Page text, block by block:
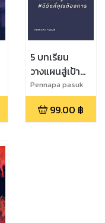
5 บทเรียน
วางแผนสู่เป้า
หมาย #ชีวิตที่
คุณต้องการ
Pennapa pasuk
99.00 ฿